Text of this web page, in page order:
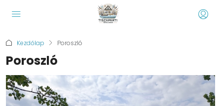
Kezdőlap Poroszló
Poroszló